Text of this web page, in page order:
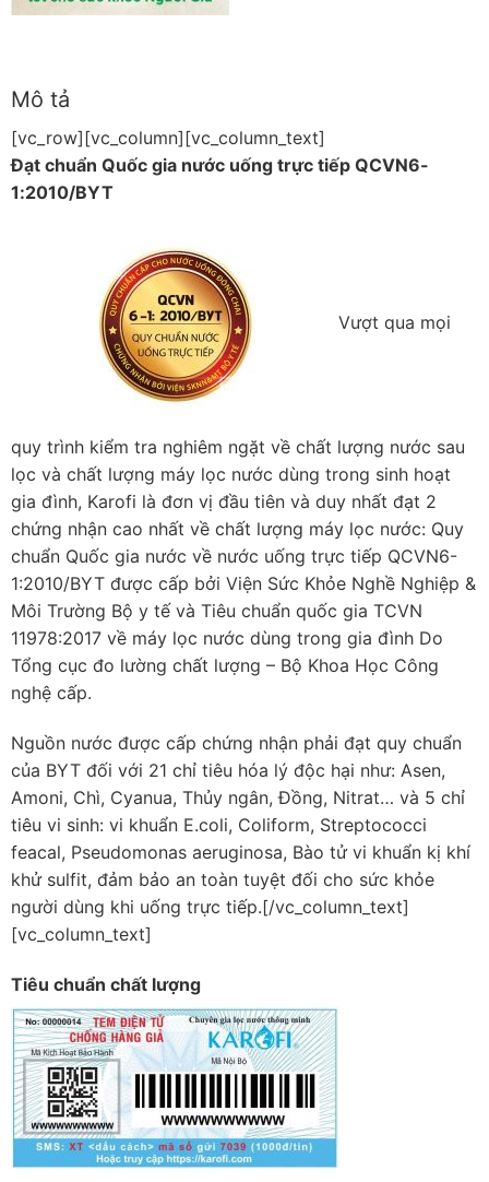
Mô tả
[vc_row][vc_column][vc_column_text]
Đạt chuẩn Quốc gia nước uống trực tiếp QCVN6-
1:2010/BYT
Vượt qua mọi
quy trình kiểm tra nghiêm ngặt về chất lượng nước sau
lọc và chất lượng máy lọc nước dùng trong sinh hoạt
gia đình, Karofi là đơn vị đầu tiên và duy nhất đạt 2
chứng nhận cao nhất về chất lượng máy lọc nước: Quy
chuẩn Quốc gia nước về nước uống trực tiếp QCVN6-
1:2010/BYT được cấp bởi Viện Sức Khỏe Nghề Nghiệp &
Môi Trường Bộ y tế và Tiêu chuẩn quốc gia TCVN
11978:2017 về máy lọc nước dùng trong gia đình Do
Tổng cục đo lường chất lượng – Bộ Khoa Học Công
nghệ cấp.
Nguồn nước được cấp chứng nhận phải đạt quy chuẩn
của BYT đối với 21 chỉ tiêu hóa lý độc hại như: Asen,
Amoni, Chì, Cyanua, Thủy ngân, Đồng, Nitrat… và 5 chỉ
tiêu vi sinh: vi khuẩn E.coli, Coliform, Streptococci
feacal, Pseudomonas aeruginosa, Bào tử vi khuẩn kị khí
khử sulfit, đảm bảo an toàn tuyệt đối cho sức khỏe
người dùng khi uống trực tiếp.[/vc_column_text]
[vc_column_text]
Tiêu chuẩn chất lượng